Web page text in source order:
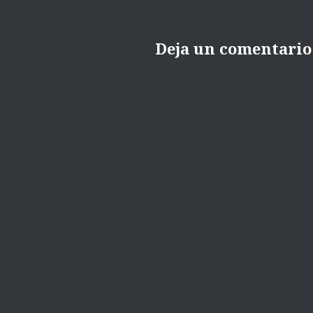
Deja un comentario